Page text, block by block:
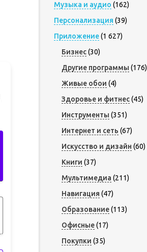
Музыка и аудио (162)
Персонализация (39)
Приложение(1 627)
Бизнес(30)
Другие программы (176)
Живые обои (4)
Здоровье и фитнес(45)
Инструменты (351)
Интернет и сеть (67)
Искусство и дизайн (60)
Книги (37)
Мультимедиа (211)
Навигация (47)
Образование(113)
Офисные(17)
Покупки (35)